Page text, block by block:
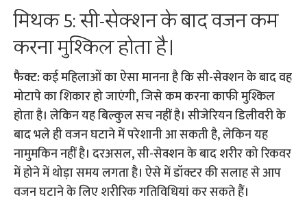
मिथक 5: सी-सेक्शन के बाद वजन कम
करना मुश्किल होता है।
फैक्ट:कई महिलाओं का ऐसा मानना है कि सी-सेक्शन के बाद वह
मोटापे का शिकार हो जाएंगी, जिसे कम करना काफी मुश्किल
होता है। लेकिन यह बिल्कुल सच नहीं है। सीजेरियन डिलीवरी के
बाद भले ही वजन घटाने में परेशानी आ सकती है, लेकिन यह
नामुमकिन नहीं है। दरअसल, सी-सेक्शन के बाद शरीर को रिकवर
में होने में थोड़ा समय लगता है। ऐसे में डॉक्टर की सलाह से आप
वजन घटाने के लिए शरीरिक गतिविधियां कर सकते हैं।